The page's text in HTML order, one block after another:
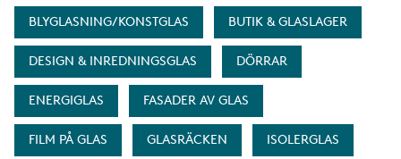
BLYGLASNING/KONSTGLAS BUTIK & GLASLAGER
DESIGN & INREDNINGSGLAS DÖRRAR
ENERGIGLAS FASADER AV GLAS
FILM PÅ GLAS GLASRÄCKEN ISOLERGLAS